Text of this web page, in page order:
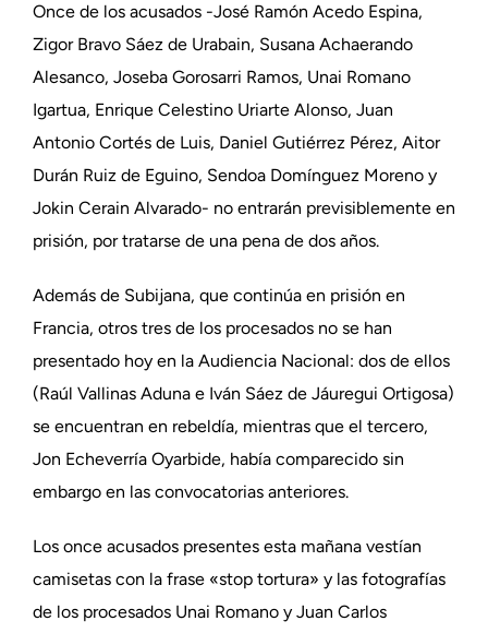
Once de los acusados -José Ramón Acedo Espina,
Zigor Bravo Sáez de Urabain, Susana Achaerando
Alesanco, Joseba Gorosarri Ramos, Unai Romano
Igartua, Enrique Celestino Uriarte Alonso, Juan
Antonio Cortés de Luis, Daniel Gutiérrez Pérez, Aitor
Durán Ruiz de Eguino, Sendoa Domínguez Moreno y
Jokin Cerain Alvarado- no entrarán previsiblemente en
prisión, por tratarse de una pena de dos años.
Además de Subijana, que continúa en prisión en
Francia, otros tres de los procesados no se han
presentado hoy en la Audiencia Nacional: dos de ellos
(Raúl Vallinas Aduna e Iván Sáez de Jáuregui Ortigosa)
se encuentran en rebeldía, mientras que el tercero,
Jon Echeverría Oyarbide, había comparecido sin
embargo en las convocatorias anteriores.
Los once acusados presentes esta mañana vestían
camisetas con la frase «stop tortura» y las fotografías
de los procesados Unai Romano y Juan Carlos